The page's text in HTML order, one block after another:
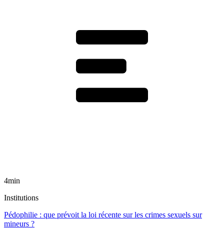
4min
Institutions
Pédophilie : que prévoit la loi récente sur les crimes sexuels sur
mineurs ?